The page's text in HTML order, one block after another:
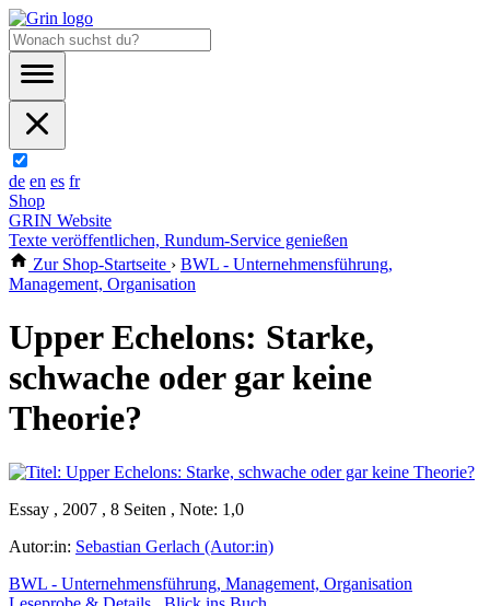
de en es fr
Shop
GRIN Website
Texte veröffentlichen, Rundum-Service genießen
Zur Shop-Startseite › BWL - Unternehmensführung,
Management, Organisation
Upper Echelons: Starke,
schwache oder gar keine
Theorie?
Essay , 2007 , 8 Seiten , Note: 1,0
Autor:in: Sebastian Gerlach (Autor:in)
BWL - Unternehmensführung, Management, Organisation